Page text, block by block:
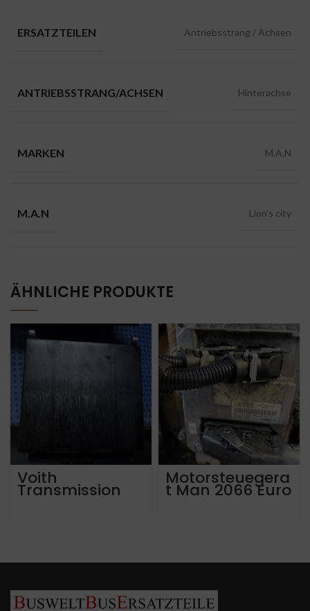
ERSATZTEILEN Antriebsstrang / Achsen
ANTRIEBSSTRANG/ACHSEN Hinterachse
MARKEN M.A.N
M.A.N Lion's city
ÄHNLICHE PRODUKTE
Voith
Transmission
Control Unit
Motorsteuegera
t Man 2066 Euro
2019